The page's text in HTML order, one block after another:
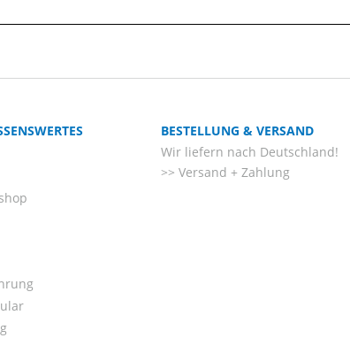
BESTELLUNG & VERSAND
Wir liefern nach Deutschland!
Versand + Zahlung